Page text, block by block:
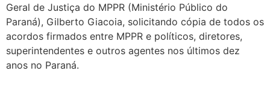
Geral de Justiça do MPPR (Ministério Público do
Paraná), Gilberto Giacoia, solicitando cópia de todos os
acordos firmados entre MPPR e políticos, diretores,
superintendentes e outros agentes nos últimos dez
anos no Paraná.